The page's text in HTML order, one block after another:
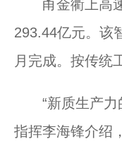
甬金衢上高速
293.44亿元。该
月完成。按传统
“新质生产力的
指挥李海锋介绍